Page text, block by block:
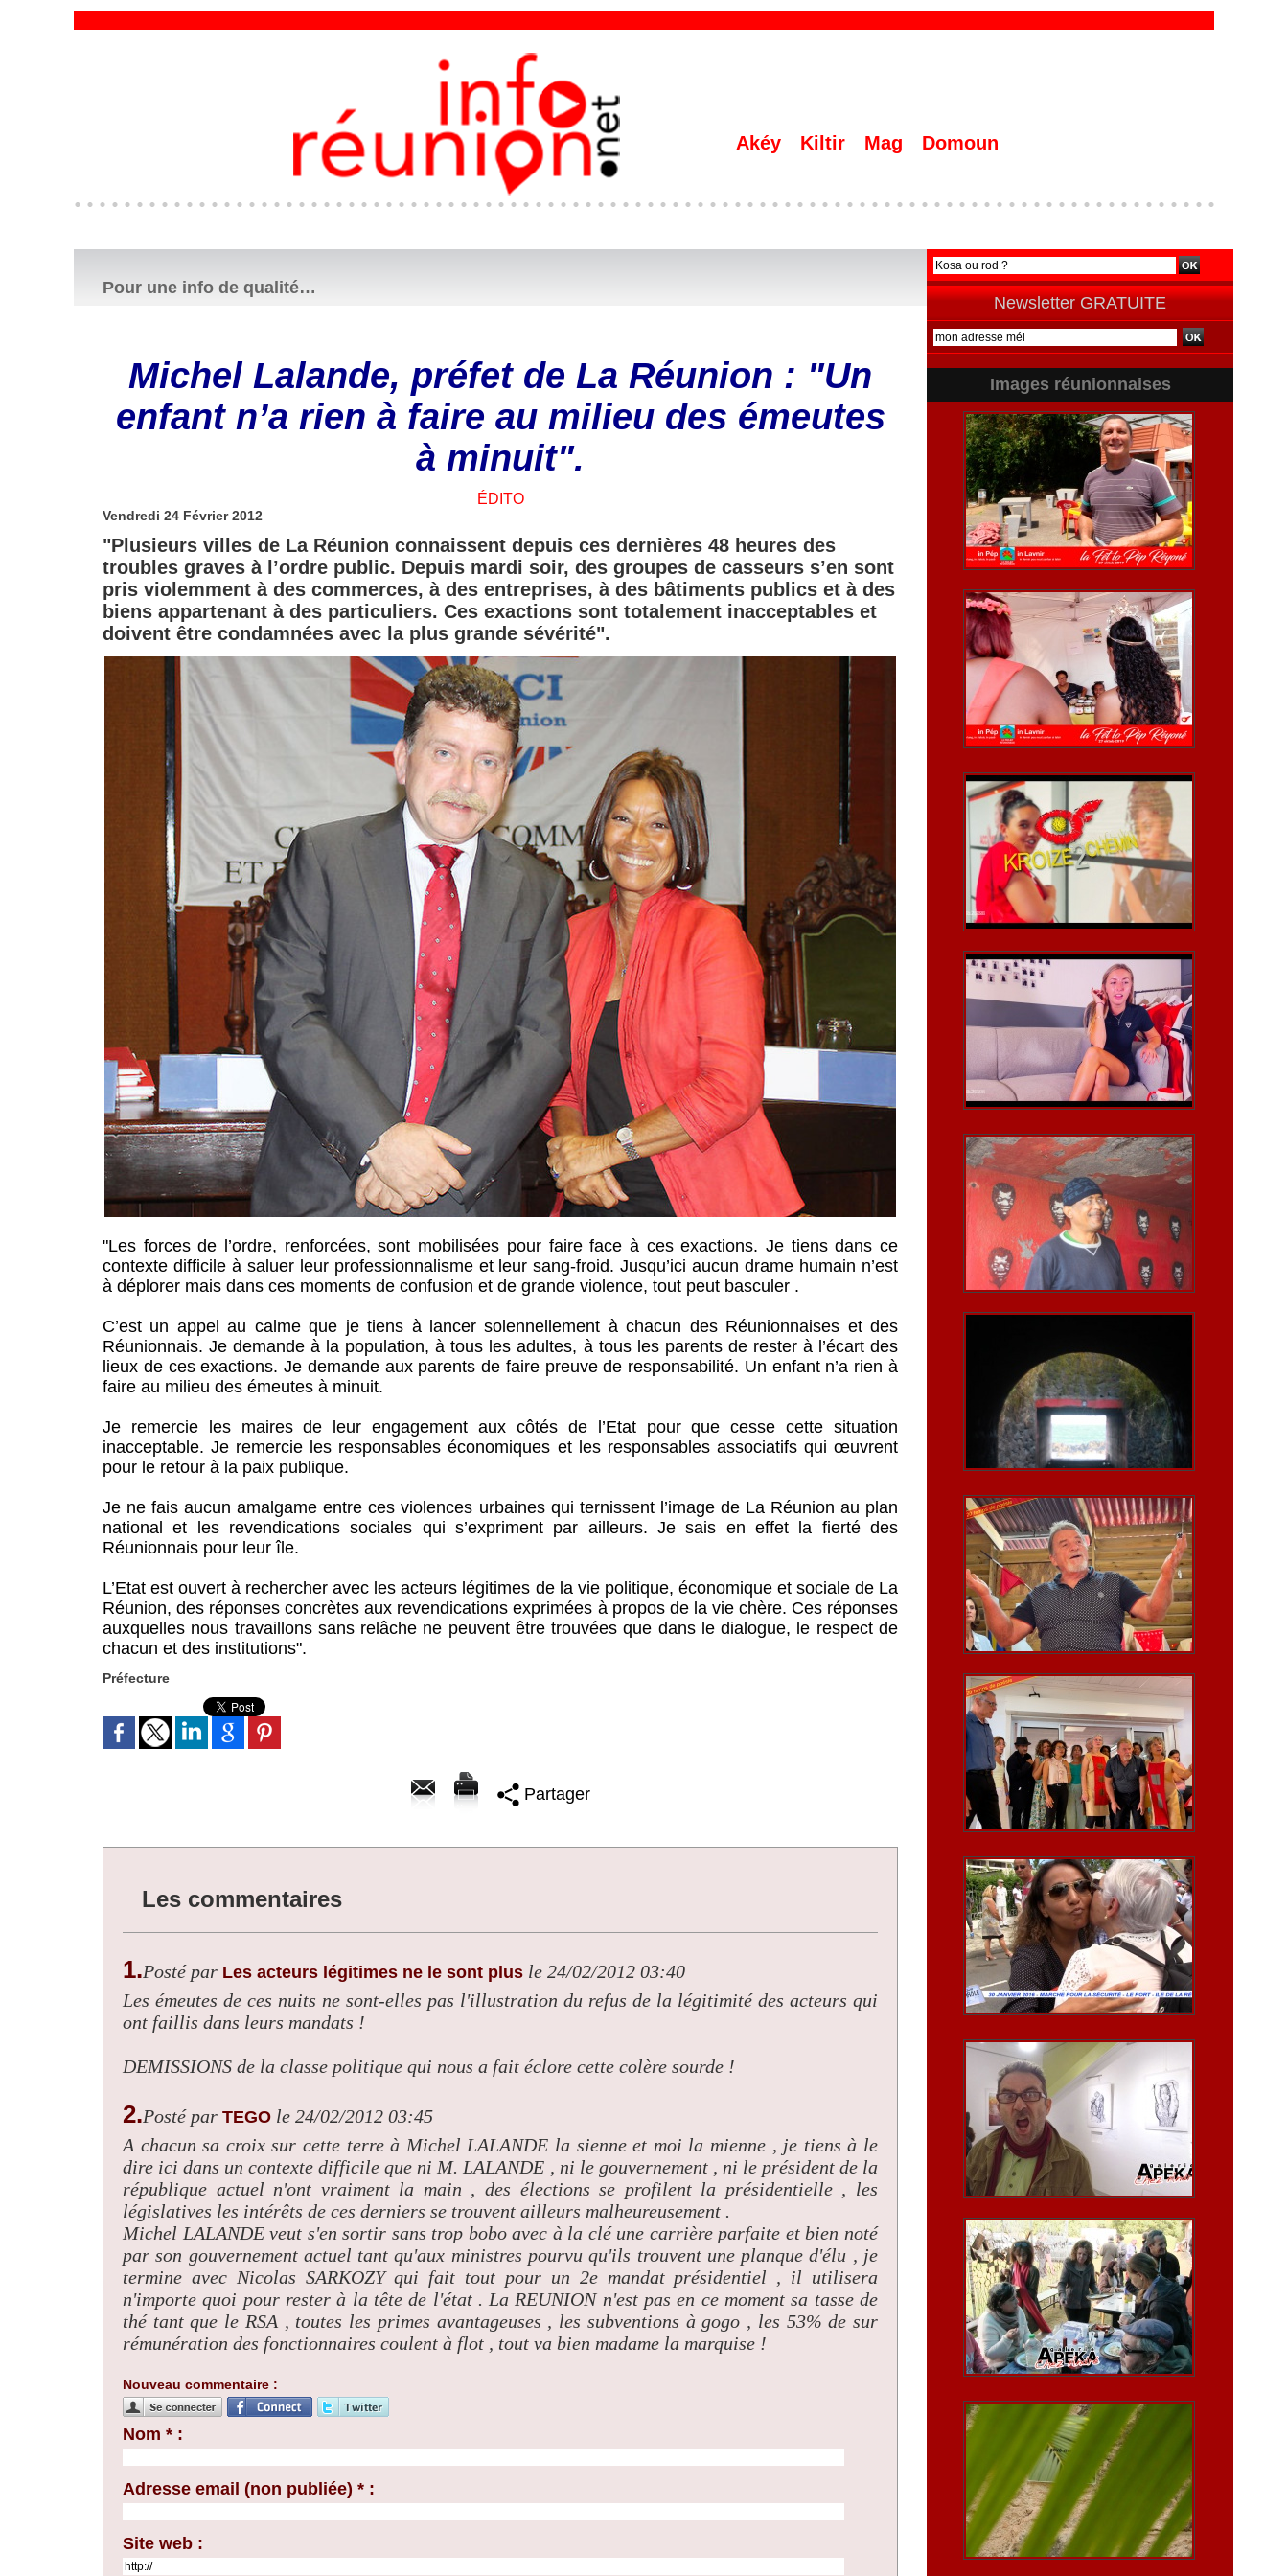
Akéy Kiltir Mag Domoun
Pour une info de qualité…
Michel Lalande, préfet de La Réunion : "Un
enfant n’a rien à faire au milieu des émeutes
à minuit".
ÉDITO
Vendredi 24 Février 2012
"Plusieurs villes de La Réunion connaissent depuis ces dernières 48 heures des
troubles graves à l’ordre public. Depuis mardi soir, des groupes de casseurs s’en sont
pris violemment à des commerces, à des entreprises, à des bâtiments publics et à des
biens appartenant à des particuliers. Ces exactions sont totalement inacceptables et
doivent être condamnées avec la plus grande sévérité".
"Les forces de l’ordre, renforcées, sont mobilisées pour faire face à ces exactions. Je tiens dans ce
contexte difficile à saluer leur professionnalisme et leur sang-froid. Jusqu’ici aucun drame humain n’est
à déplorer mais dans ces moments de confusion et de grande violence, tout peut basculer .
C’est un appel au calme que je tiens à lancer solennellement à chacun des Réunionnaises et des
Réunionnais. Je demande à la population, à tous les adultes, à tous les parents de rester à l’écart des
lieux de ces exactions. Je demande aux parents de faire preuve de responsabilité. Un enfant n’a rien à
faire au milieu des émeutes à minuit.
Je remercie les maires de leur engagement aux côtés de l’Etat pour que cesse cette situation
inacceptable. Je remercie les responsables économiques et les responsables associatifs qui œuvrent
pour le retour à la paix publique.
Je ne fais aucun amalgame entre ces violences urbaines qui ternissent l’image de La Réunion au plan
national et les revendications sociales qui s’expriment par ailleurs. Je sais en effet la fierté des
Réunionnais pour leur île.
L’Etat est ouvert à rechercher avec les acteurs légitimes de la vie politique, économique et sociale de La
Réunion, des réponses concrètes aux revendications exprimées à propos de la vie chère. Ces réponses
auxquelles nous travaillons sans relâche ne peuvent être trouvées que dans le dialogue, le respect de
chacun et des institutions".
Préfecture
Partager
Les commentaires
1.Posté par Les acteurs légitimes ne le sont plus le 24/02/2012 03:40
Les émeutes de ces nuits ne sont-elles pas l'illustration du refus de la légitimité des acteurs qui
ont faillis dans leurs mandats !
DEMISSIONS de la classe politique qui nous a fait éclore cette colère sourde !
2.Posté par TEGO le 24/02/2012 03:45
A chacun sa croix sur cette terre à Michel LALANDE la sienne et moi la mienne , je tiens à le
dire ici dans un contexte difficile que ni M. LALANDE , ni le gouvernement , ni le président de la
république actuel n'ont vraiment la main , des élections se profilent la présidentielle , les
législatives les intérêts de ces derniers se trouvent ailleurs malheureusement .
Michel LALANDE veut s'en sortir sans trop bobo avec à la clé une carrière parfaite et bien noté
par son gouvernement actuel tant qu'aux ministres pourvu qu'ils trouvent une planque d'élu , je
termine avec Nicolas SARKOZY qui fait tout pour un 2e mandat présidentiel , il utilisera
n'importe quoi pour rester à la tête de l'état . La REUNION n'est pas en ce moment sa tasse de
thé tant que le RSA , toutes les primes avantageuses , les subventions à gogo , les 53% de sur
rémunération des fonctionnaires coulent à flot , tout va bien madame la marquise !
Nouveau commentaire :
Nom * :
Adresse email (non publiée) * :
Site web :
Newsletter GRATUITE
Images réunionnaises